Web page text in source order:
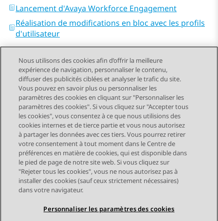
Lancement d'Avaya Workforce Engagement
Réalisation de modifications en bloc avec les profils
d'utilisateur
Send Feedback
Navigation par sujet
Sujet précédent Sujet suivant
STAY CONNECTED
Nous utilisons des cookies afin d’offrir la meilleure
expérience de navigation, personnaliser le contenu,
diffuser des publicités ciblées et analyser le trafic du site.
Vous pouvez en savoir plus ou personnaliser les
paramètres des cookies en cliquant sur "Personnaliser les
paramètres des cookies". Si vous cliquez sur "Accepter tous
les cookies", vous consentez à ce que nous utilisions des
cookies internes et de tierce partie et vous nous autorisez
à partager les données avec ces tiers. Vous pourrez retirer
votre consentement à tout moment dans le Centre de
préférences en matière de cookies, qui est disponible dans
le pied de page de notre site web. Si vous cliquez sur
"Rejeter tous les cookies", vous ne nous autorisez pas à
installer des cookies (sauf ceux strictement nécessaires)
dans votre navigateur.
Personnaliser les paramètres des cookies